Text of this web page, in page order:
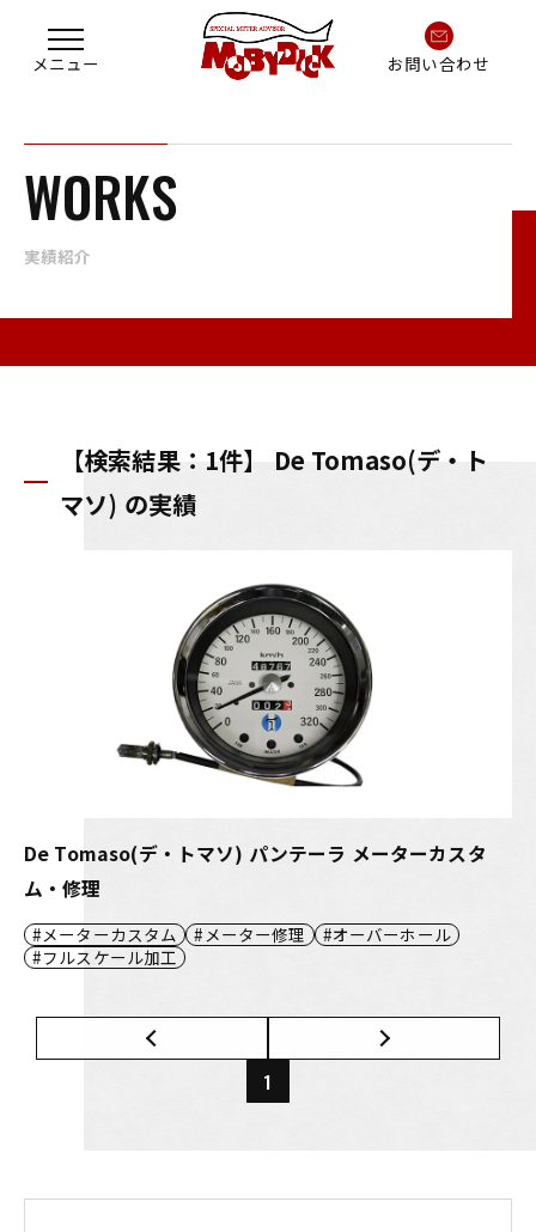
お問い合わせ
WORKS
実績紹介
【検索結果：1件】 De Tomaso(デ・ト
マソ) の実績
De Tomaso(デ・トマソ) パンテーラ メーターカスタ
ム・修理
メーターカスタム メーター修理
オーバーホール
フルスケール加工
1